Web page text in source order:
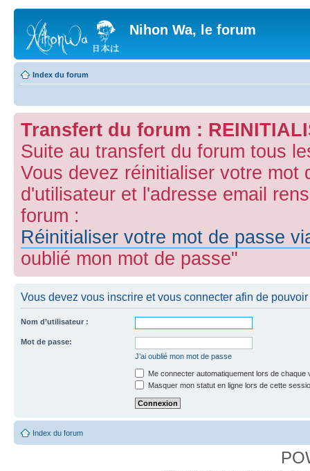
Nihon Wa, le forum
Index du forum
Transfert du forum :
Suite au transfert du forum tous
Vous devez réinitialiser votre mot
d'utilisateur et l'adresse email
forum :
Réinitialiser votre mot de passe
oublié mon mot de passe"
Vous devez vous inscrire et vous connecter afin de
Nom d’utilisateur :
Mot de passe:
J’ai oublié mon mot de passe
Me connecter automatiquement lors de chaque
Masquer mon statut en ligne lors de cette
Index du forum